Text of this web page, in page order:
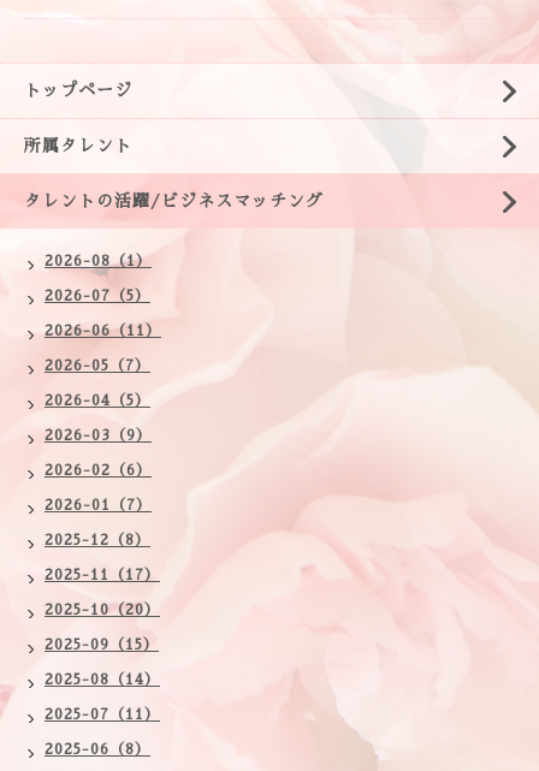
トップページ
所属タレント
タレントの活躍/ビジネスマッチング
2026-08（1）
2026-07（5）
2026-06（11）
2026-05（7）
2026-04（5）
2026-03（9）
2026-02（6）
2026-01（7）
2025-12（8）
2025-11（17）
2025-10（20）
2025-09（15）
2025-08（14）
2025-07（11）
2025-06（8）